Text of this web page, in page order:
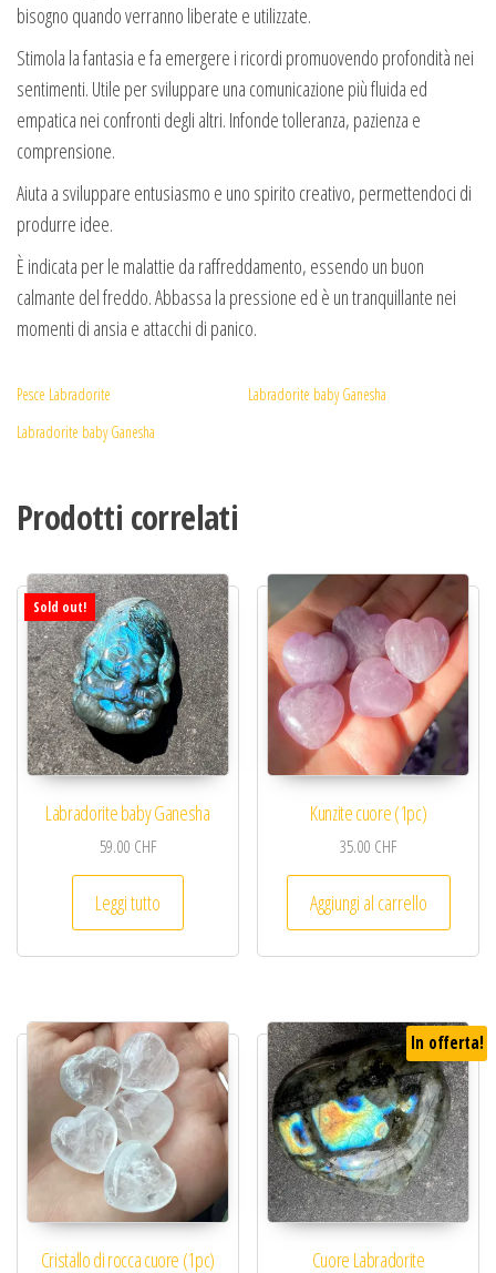
bisogno quando verranno liberate e utilizzate.
Stimola la fantasia e fa emergere i ricordi promuovendo profondità nei
sentimenti. Utile per sviluppare una comunicazione più fluida ed
empatica nei confronti degli altri. Infonde tolleranza, pazienza e
comprensione.
Aiuta a sviluppare entusiasmo e uno spirito creativo, permettendoci di
produrre idee.
È indicata per le malattie da raffreddamento, essendo un buon
calmante del freddo. Abbassa la pressione ed è un tranquillante nei
momenti di ansia e attacchi di panico.
Pesce Labradorite
Labradorite baby Ganesha
Labradorite baby Ganesha
Prodotti correlati
Sold out!
Labradorite baby Ganesha
59.00 CHF
Leggi tutto
Kunzite cuore (1pc)
35.00 CHF
Aggiungi al carrello
Cristallo di rocca cuore (1pc)
In offerta!
Cuore Labradorite